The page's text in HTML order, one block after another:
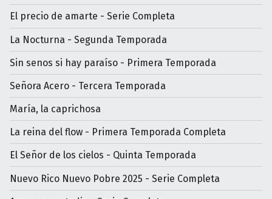
El precio de amarte - Serie Completa
La Nocturna - Segunda Temporada
Sin senos si hay paraíso - Primera Temporada
Señora Acero - Tercera Temporada
María, la caprichosa
La reina del flow - Primera Temporada Completa
El Señor de los cielos - Quinta Temporada
Nuevo Rico Nuevo Pobre 2025 - Serie Completa